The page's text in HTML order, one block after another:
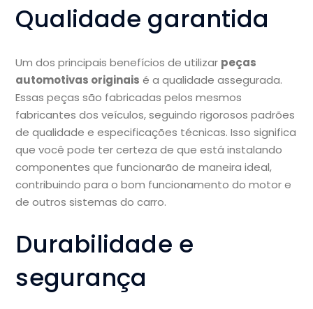
Qualidade garantida
Um dos principais benefícios de utilizar peças
automotivas originais é a qualidade assegurada.
Essas peças são fabricadas pelos mesmos
fabricantes dos veículos, seguindo rigorosos padrões
de qualidade e especificações técnicas. Isso significa
que você pode ter certeza de que está instalando
componentes que funcionarão de maneira ideal,
contribuindo para o bom funcionamento do motor e
de outros sistemas do carro.
Durabilidade e
segurança